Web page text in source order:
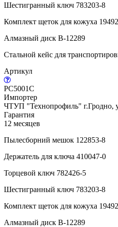
Шестигранный ключ 783203-8
Комплект щеток для кожуха
Алмазный диск B-12289
Стальной кейс для
Артикул
PC5001C
Импортер
ЧТУП "Технопрофиль" г.Гродно,
Гарантия
12 месяцев
Пылесборний мешок 122853-8
Держатель для ключа 410047-0
Торцевой ключ 782426-5
Шестигранный ключ 783203-8
Комплект щеток для кожуха
Алмазный диск B-12289